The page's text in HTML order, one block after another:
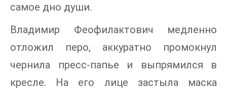
самое дно души.
Владимир Феофилактович медленно
отложил перо, аккуратно промокнул
чернила пресс-папье и выпрямился в
кресле. На его лице застыла маска